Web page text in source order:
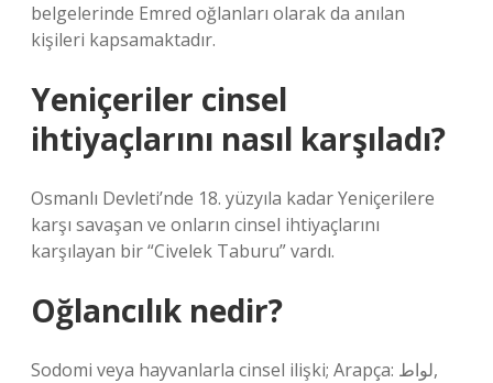
belgelerinde Emred oğlanları olarak da anılan
kişileri kapsamaktadır.
Yeniçeriler cinsel
ihtiyaçlarını nasıl karşıladı?
Osmanlı Devleti’nde 18. yüzyıla kadar Yeniçerilere
karşı savaşan ve onların cinsel ihtiyaçlarını
karşılayan bir “Civelek Taburu” vardı.
Oğlancılık nedir?
Sodomi veya hayvanlarla cinsel ilişki; Arapça: لواط‎,